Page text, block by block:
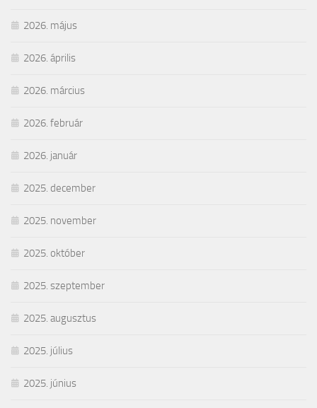
2026. május
2026. április
2026. március
2026. február
2026. január
2025. december
2025. november
2025. október
2025. szeptember
2025. augusztus
2025. július
2025. június